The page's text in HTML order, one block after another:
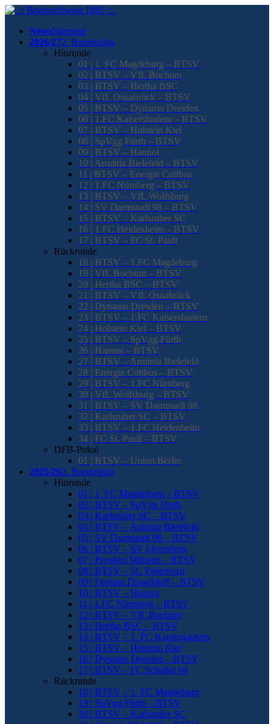
NewsStartseite
2026/272. Bundesliga
Hinrunde
01 | 1. FC Magdeburg – BTSV
02 | BTSV – VfL Bochum
03 | BTSV – Hertha BSC
04 | VfL Osnabrück – BTSV
05 | BTSV – Dynamo Dresden
06 | 1.FC Kaiserslautern – BTSV
07 | BTSV – Holstein Kiel
08 | SpVgg Fürth – BTSV
09 | BTSV – Hannoi
10 | Arminia Bielefeld – BTSV
11 | BTSV – Energie Cottbus
12 | 1.FC Nürnberg – BTSV
13 | BTSV – VfL Wolfsburg
14 | SV Darmstadt 98 – BTSV
15 | BTSV – Karlsruher SC
16 | 1.FC Heidenheim – BTSV
17 | BTSV – FC St. Pauli
Rückrunde
18 | BTSV – 1.FC Magdeburg
19 | VfL Bochum – BTSV
20 | Hertha BSC – BTSV
21 | BTSV – VfL Osnabrück
22 | Dynamo Dresden – BTSV
23 | BTSV – 1.FC Kaiserslautern
24 | Holstein Kiel – BTSV
25 | BTSV – SpVgg Fürth
26 | Hannoi – BTSV
27 | BTSV – Arminia Bielefeld
28 | Energie Cottbus – BTSV
29 | BTSV – 1.FC Nürnberg
30 | VfL Wolfsburg – BTSV
31 | BTSV – SV Darmstadt 98
32 | Karlsruher SC – BTSV
33 | BTSV – 1.FC Heidenheim
34 | FC St. Pauli – BTSV
DFB-Pokal
01 | BTSV – Union Berlin
2025/262. Bundesliga
Hinrunde
01 | 1. FC Magdeburg – BTSV
02 | BTSV – SpVgg Fürth
03 | Karlsruher SC – BTSV
04 | BTSV – Arminia Bielefeld
05 | SV Darmstadt 98 – BTSV
06 | BTSV – SV Elversberg
07 | Preußen Münster – BTSV
08 | BTSV – SC Paderborn
09 | Fortuna Düsseldorf – BTSV
10 | BTSV – Hannoi
11 | 1.FC Nürnberg – BTSV
12 | BTSV – VfL Bochum
13 | Hertha BSC – BTSV
14 | BTSV – 1. FC Kaiserslautern
15 | BTSV – Holstein Kiel
16 | Dynamo Dresden – BTSV
17 | BTSV – FC Schalke 04
Rückrunde
18 | BTSV – 1. FC Magdeburg
19 | SpVgg Fürth – BTSV
20 | BTSV – Karlsruher SC